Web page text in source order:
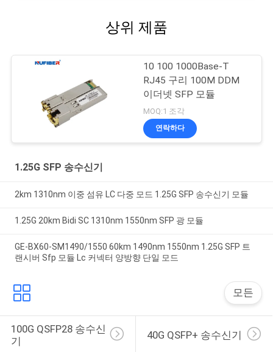
상위 제품
10 100 1000Base-T
RJ45 구리 100M DDM
이더넷 SFP 모듈
MOQ:1 조각
연락하다
1.25G SFP 송수신기
2km 1310nm 이중 섬유 LC 다중 모드 1.25G SFP 송수신기 모듈
1.25G 20km Bidi SC 1310nm 1550nm SFP 광 모듈
GE-BX60-SM1490/1550 60km 1490nm 1550nm 1.25G SFP 트
랜시버 Sfp 모듈 Lc 커넥터 양방향 단일 모드
모든
100G QSFP28 송수신
기
40G QSFP+ 송수신기